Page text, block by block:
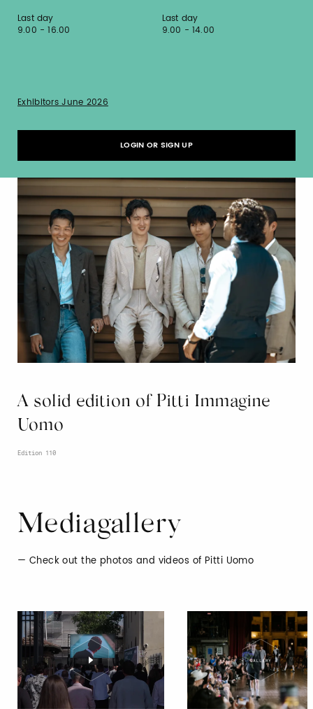
Last day
9.00 - 16.00
Last day
9.00 - 14.00
Exhibitors June 2026
LOGIN OR SIGN UP
A solid edition of Pitti Immagine
Uomo
Edition 110
Mediagallery
Check out the photos and videos of Pitti Uomo